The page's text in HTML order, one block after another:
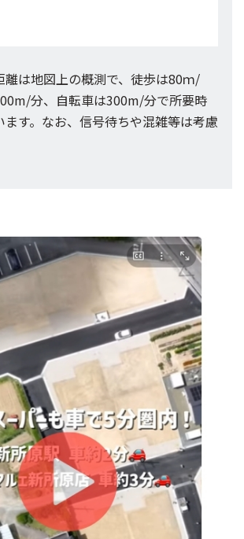
離は地図上の概測で、徒歩は80ｍ/
分、自転車は300m/分で所要時
ます。なお、信号待ちや混雑等は考慮